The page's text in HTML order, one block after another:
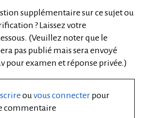
supplémentaire sur ce sujet ou
? Laissez votre
(Veuillez noter que le
pas publié mais sera envoyé
pour examen et réponse privée.)
ouvous connecter pour
commentaire